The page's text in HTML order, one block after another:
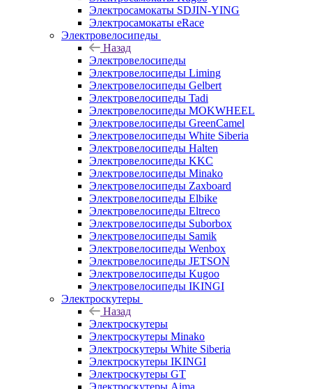
Электросамокаты SDJIN-YING
Электросамокаты eRace
Электровелосипеды
Назад
Электровелосипеды
Электровелосипеды Liming
Электровелосипеды Gelbert
Электровелосипеды Tadi
Электровелосипеды MOKWHEEL
Электровелосипеды GreenCamel
Электровелосипеды White Siberia
Электровелосипеды Halten
Электровелосипеды KKC
Электровелосипеды Minako
Электровелосипеды Zaxboard
Электровелосипеды Elbike
Электровелосипеды Eltreco
Электровелосипеды Suborbox
Электровелосипеды Samik
Электровелосипеды Wenbox
Электровелосипеды JETSON
Электровелосипеды Kugoo
Электровелосипеды IKINGI
Электроскутеры
Назад
Электроскутеры
Электроскутеры Minako
Электроскутеры White Siberia
Электроскутеры IKINGI
Электроскутеры GT
Электроскутеры Aima